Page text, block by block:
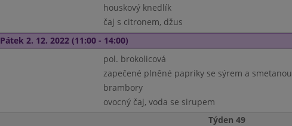
houskový knedlík
čaj s citronem, džus
Pátek 2. 12. 2022 (11:00 - 14:00)
pol. brokolicová
zapečené plněné papriky se sýrem a smetanou
brambory
ovocný čaj, voda se sirupem
Týden 49